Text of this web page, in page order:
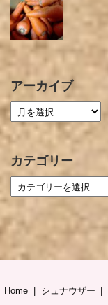
アーカイブ
カテゴリー
Home シュナウザー